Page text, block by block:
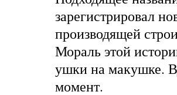
зарегистрировал
производящей
Мораль этой
ушки на макушке.
момент.